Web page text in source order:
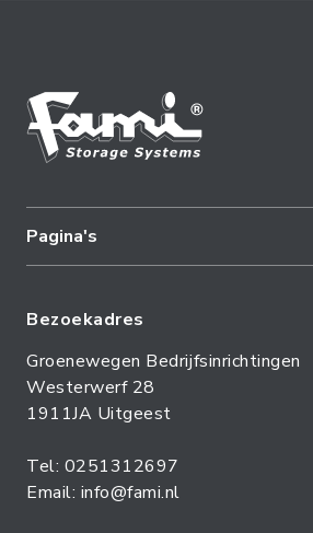
Pagina's
Bezoekadres
Groenewegen Bedrijfsinrichtingen
Westerwerf 28
1911JA Uitgeest
Tel: 0251312697
Email: info@fami.nl